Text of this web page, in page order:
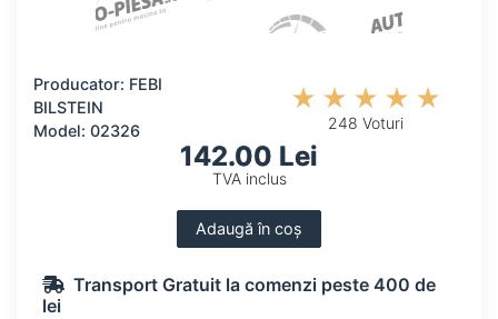
Producator: FEBI
BILSTEIN
Model: 02326
248 Voturi
142.00 Lei
TVA inclus
Adaugă în coș
Transport Gratuit la comenzi peste 400 de
lei